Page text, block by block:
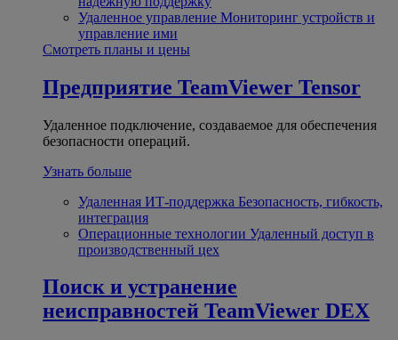
Удаленное управление Мониторинг устройств и
управление ими
Смотреть планы и цены
Предприятие TeamViewer Tensor
Удаленное подключение, создаваемое для обеспечения
безопасности операций.
Узнать больше
Удаленная ИТ-поддержка Безопасность, гибкость,
интеграция
Операционные технологии Удаленный доступ в
производственный цех
Поиск и устранение
неисправностей TeamViewer DEX